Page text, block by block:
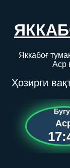
Яккабоғ
Аср
Ҳозирги